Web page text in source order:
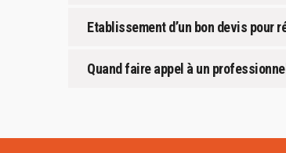
Etablissement d’un bon devis pour
Quand faire appel à un